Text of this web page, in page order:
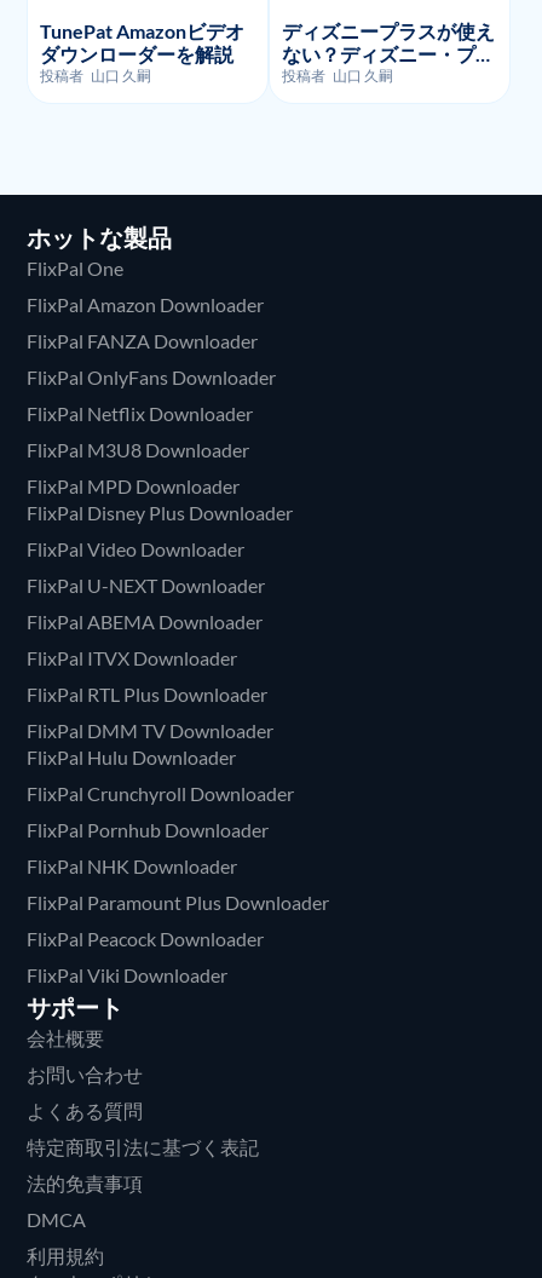
TunePat Amazonビデオ
ダウンローダーを解説
投稿者 山口 久嗣
ディズニープラスが使え
ない？ディズニー・プラ
スのよくあるエラーコー
ドとそのトラブルシュー
投稿者 山口 久嗣
ホットな製品
FlixPal One
FlixPal Amazon Downloader
FlixPal FANZA Downloader
FlixPal OnlyFans Downloader
FlixPal Netflix Downloader
FlixPal M3U8 Downloader
FlixPal MPD Downloader
FlixPal Disney Plus Downloader
FlixPal Video Downloader
FlixPal U-NEXT Downloader
FlixPal ABEMA Downloader
FlixPal ITVX Downloader
FlixPal RTL Plus Downloader
FlixPal DMM TV Downloader
FlixPal Hulu Downloader
FlixPal Crunchyroll Downloader
FlixPal Pornhub Downloader
FlixPal NHK Downloader
FlixPal Paramount Plus Downloader
FlixPal Peacock Downloader
FlixPal Viki Downloader
サポート
会社概要
お問い合わせ
よくある質問
特定商取引法に基づく表記
法的免責事項
DMCA
利用規約